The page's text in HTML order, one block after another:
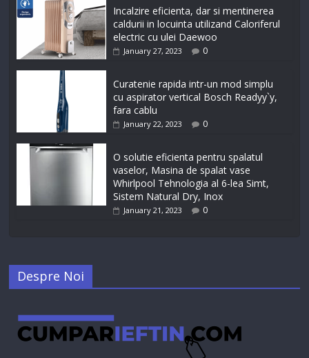
Incalzire eficienta, dar si mentinerea
caldurii in locuinta utilizand Caloriferul
electric cu ulei Daewoo
January 27, 2023 0
Curatenie rapida intr-un mod simplu
cu aspirator vertical Bosch Readyy`y,
fara cablu
January 22, 2023 0
O solutie eficienta pentru spalatul
vaselor, Masina de spalat vase
Whirlpool Tehnologia al 6-lea Simt,
Sistem Natural Dry, Inox
January 21, 2023 0
Despre Noi